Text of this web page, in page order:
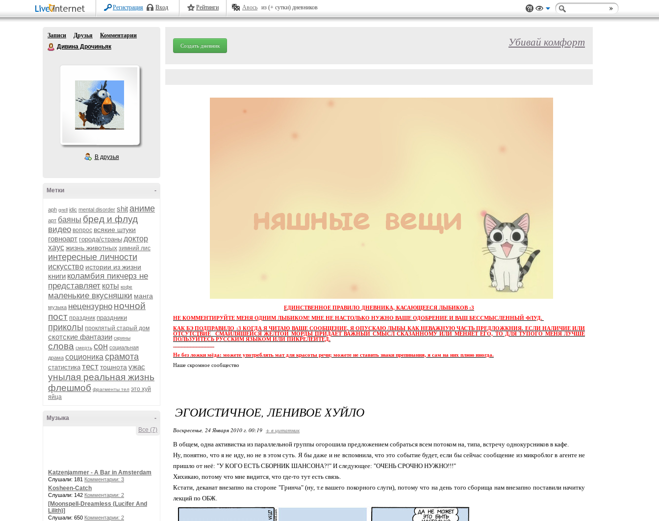
Регистрация Вход Рейтинги Авось из (+ сутки) дневников
Записи Друзья
Комментарии
Дивина Дрочиньяк
В друзья
-
Метки
aph grell idic mental disorder shitаниме
арт баяны бред и флуд
видео вопрос всякие штуки
говноарт города/страны доктор
хаусжизнь животных зимний лис
интересные личности
искусство истории из жизни
книги коламбия пикчерз не
представляет коты кофе
маленькие вкусняшки манга
музыка нецензурно ночной
пост праздник праздники
приколы проклятый старый дом
скотские фантазии скрины
слова смерть сон социальная
драма соционика срамота
статистика тесттошнота ужас
унылая реальная жизнь
флешмоб фрагменты тел это хуй
яйца
-
Музыка
Все (7)
Katzenjammer - A Bar in Amsterdam
Слушали: 181 Комментарии: 3
Kosheen-Catch
Слушали: 142 Комментарии: 2
[Moonspell-Dreamless (Lucifer And
Lilith)]
Слушали: 650 Комментарии: 2
Создать дневник Убивай комфорт
ЕДИНСТВЕННОЕ ПРАВИЛО ДНЕВНИКА, КАСАЮЩЕЕСЯ ЛЫБИКОВ :3
НЕ КОММЕНТИРУЙТЕ МЕНЯ ОДНИМ ЛЫБИКОМ! МНЕ НЕ НАСТОЛЬКО НУЖНО ВАШЕ ОДОБРЕНИЕ И ВАШ БЕССМЫСЛЕННЫЙ ФЛУД.
КАК БЭ ПОДПРАВИЛО :3 КОГДА Я ЧИТАЮ ВАШЕ СООБЩЕНИЕ, Я ОПУСКАЮ ЛЫБЫ КАК НЕВАЖНУЮ ЧАСТЬ ПРЕДЛОЖКНИЯ. ЕСЛИ НАЛИЧИЕ ИЛИ
ОТСУТСТВИЕ СМАЙЛЯШЕЙСЯ ЖЁЛТОЙ МОРДЫ ПРИДАЁТ ВАЖНЫЙ СМЫСЛ СКАЗАННОМУ ИЛИ МЕНЯЕТ ЕГО, ТО ДЛЯ ТУПОГО МЕНЯ ЛУЧШЕ
ПОЛЬЗУЙТЕСЬ РУССКИМ ЯЗЫКОМ ИЛИ ПИКРЕЛЕЙТЕД.
Не без ложки мёда: можете употреблять мат для красоты речи; можете не ставить знаки препинания, я сам на них плюю иногда.
Наше скромное сообщество
ЭГОИСТИЧНОЕ, ЛЕНИВОЕ ХУЙЛО
Воскресенье, 24 Января 2010 г. 00:19 + в цитатник
В общем, одна активистка из параллельной группы огорошила предложением собраться всем потоком на, типа, встречу однокурсников в кафе.
Ну, понятно, что я не иду, но не в этом суть. Я бы даже и не вспомнила, что это событие будет, если бы сейчас сообщение из микроблог в агенте не
пришло от неё: "У КОГО ЕСТЬ СБОРНИК ШАНСОНА?!" И следующее: "ОЧЕНЬ СРОЧНО НУЖНО!!!"
Хихикаю, потому что мне видится, что где-то тут есть связь.
Кстати, деканат внезапно на стороне "Гринча" (ну, т.е вашего покорного слуги), потому что на день того сборища нам внезапно поставили начитку
лекций по ОБЖ.